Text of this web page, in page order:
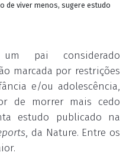
de viver menos, sugere estudo
pai considerado
marcada por restrições
e/ou adolescência,
de morrer mais cedo
estudo publicado na
, da Nature. Entre os